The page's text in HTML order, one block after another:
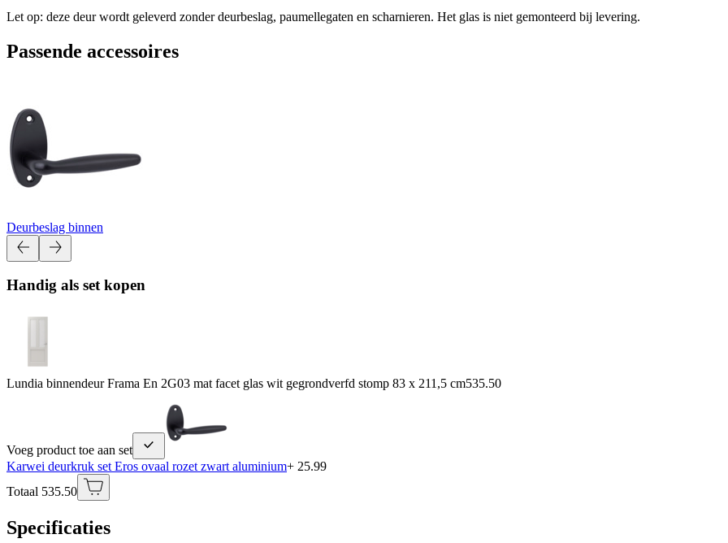
Let op: deze deur wordt geleverd zonder deurbeslag, paumellegaten en scharnieren. Het glas is niet gemonteerd bij levering.
Passende accessoires
Deurbeslag binnen
Handig als set kopen
Lundia binnendeur Frama En 2G03 mat facet glas wit gegrondverfd stomp 83 x 211,5 cm535.50
Voeg product toe aan set
Karwei deurkruk set Eros ovaal rozet zwart aluminium+ 25.99
Totaal 535.50
Specificaties